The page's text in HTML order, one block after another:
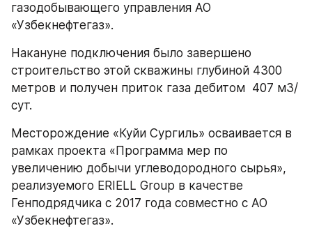
газодобывающего управления АО
«Узбекнефтегаз».
Накануне подключения было завершено
строительство этой скважины глубиной 4300
метров и получен приток газа дебитом  407 м3/
сут.
Месторождение «Куйи Сургиль» осваивается в
рамках проекта «Программа мер по
увеличению добычи углеводородного сырья»,
реализуемого ERIELL Group в качестве
Генподрядчика с 2017 года совместно с АО
«Узбекнефтегаз».